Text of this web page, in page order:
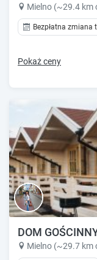
Mielno (~29.4 km
Bezpłatna zmiana
Pokaż ceny
DOM
Mielno (~29.7 km